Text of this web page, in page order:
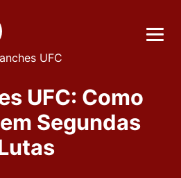
UFC
UFC: Como
Segundas